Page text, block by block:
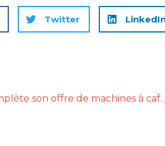
Twitter
Evoca complète son offre